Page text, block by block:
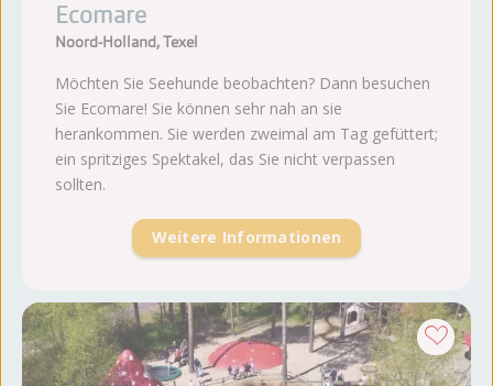
Ecomare
Noord-Holland, Texel
Möchten Sie Seehunde beobachten? Dann besuchen
Sie Ecomare! Sie können sehr nah an sie
herankommen. Sie werden zweimal am Tag gefüttert;
ein spritziges Spektakel, das Sie nicht verpassen
sollten.
Weitere Informationen